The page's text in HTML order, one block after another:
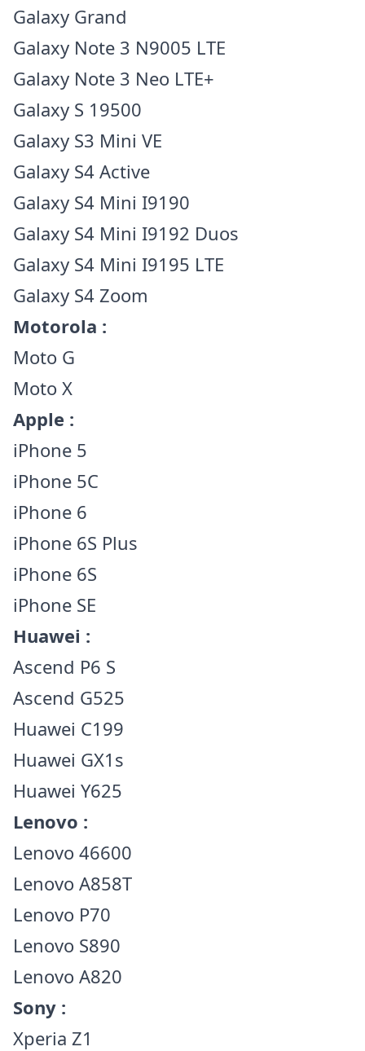
Galaxy Grand
Galaxy Note 3 N9005 LTE
Galaxy Note 3 Neo LTE+
Galaxy S 19500
Galaxy S3 Mini VE
Galaxy S4 Active
Galaxy S4 Mini I9190
Galaxy S4 Mini I9192 Duos
Galaxy S4 Mini I9195 LTE
Galaxy S4 Zoom
Motorola :
Moto G
Moto X
Apple :
iPhone 5
iPhone 5C
iPhone 6
iPhone 6S Plus
iPhone 6S
iPhone SE
Huawei :
Ascend P6 S
Ascend G525
Huawei C199
Huawei GX1s
Huawei Y625
Lenovo :
Lenovo 46600
Lenovo A858T
Lenovo P70
Lenovo S890
Lenovo A820
Sony :
Xperia Z1